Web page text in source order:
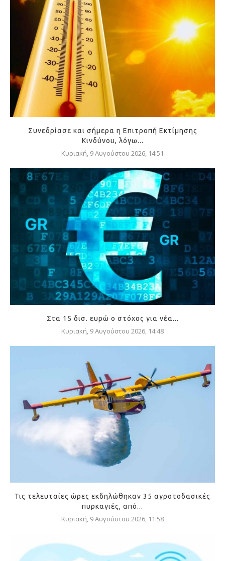
Συνεδρίασε και σήμερα η Επιτροπή Εκτίμησης
Κινδύνου, λόγω...
Κυριακή, 9 Αυγούστου 2026, 14:51
Στα 15 δισ. ευρώ ο στόχος για νέα...
Κυριακή, 9 Αυγούστου 2026, 14:48
Τις τελευταίες ώρες εκδηλώθηκαν 35 αγροτοδασικές
πυρκαγιές, από...
Κυριακή, 9 Αυγούστου 2026, 11:58